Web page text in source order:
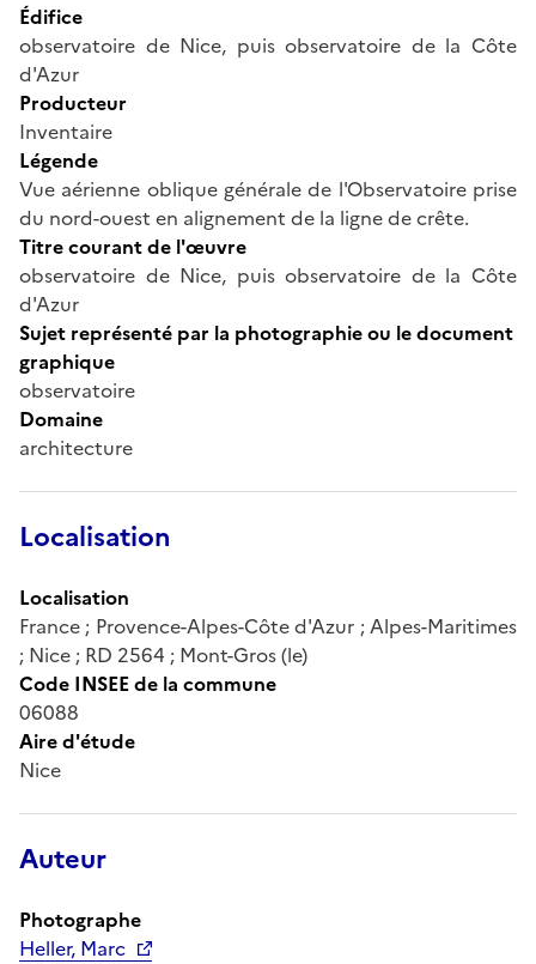
Édifice
observatoire de Nice, puis observatoire de la Côte
d'Azur
Producteur
Inventaire
Légende
Vue aérienne oblique générale de l'Observatoire prise
du nord-ouest en alignement de la ligne de crête.
Titre courant de l'œuvre
observatoire de Nice, puis observatoire de la Côte
d'Azur
Sujet représenté par la photographie ou le document
graphique
observatoire
Domaine
architecture
Localisation
Localisation
France ; Provence-Alpes-Côte d'Azur ; Alpes-Maritimes
; Nice ; RD 2564 ; Mont-Gros (le)
Code INSEE de la commune
06088
Aire d'étude
Nice
Auteur
Photographe
Heller, Marc